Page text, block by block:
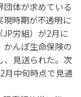
体が求めている
現時期が不透明に
労組）が2月に
かんぽ生命保険の
、見送られた。次
月中旬時点で見通